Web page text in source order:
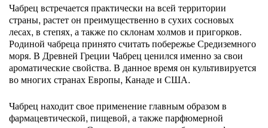
Чабрец встречается практически на всей территории
страны, растет он преимущественно в сухих сосновых
лесах, в степях, а также по склонам холмов и пригорков.
Родиной чабреца принято считать побережье Средиземного
моря. В Древней Греции Чабрец ценился именно за свои
ароматические свойства. В данное время он культивируется
во многих странах Европы, Канаде и США.
Чабрец находит свое применение главным образом в
фармацевтической, пищевой, а также парфюмерной